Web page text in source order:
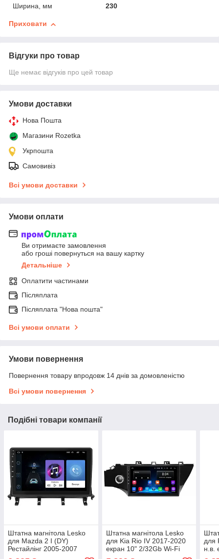
Ширина, мм 230
Приховати
Відгуки про товар
Ще немає відгуків про цей товар
Умови доставки
Нова Пошта
Магазини Rozetka
Укрпошта
Самовивіз
Всі умови доставки
Умови оплати
Ви отримаєте замовлення
або гроші повернуться на вашу картку
Детальніше
Оплатити частинами
Післяплата
Післяплата "Нова пошта"
Всі умови оплати
Умови повернення
Повернення товару впродовж 14 днів за домовленістю
Всі умови повернення
Подібні товари компанії
Штатна магнітола Lesko
для Mazda 2 I (DY)
Рестайлінг 2005-2007
екран 10" 1/16Gb Wi-Fi
Штатна магнітола Lesko
для Kia Rio IV 2017-2020
екран 10" 2/32Gb Wi-Fi
GPS Base
для
н.в.